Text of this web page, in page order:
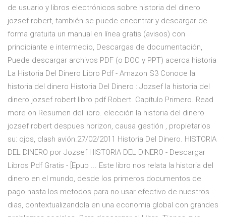
de usuario y libros electrónicos sobre historia del dinero
jozsef robert, también se puede encontrar y descargar de
forma gratuita un manual en línea gratis (avisos) con
principiante e intermedio, Descargas de documentación,
Puede descargar archivos PDF (o DOC y PPT) acerca historia
La Historia Del Dinero Libro Pdf - Amazon S3 Conoce la
historia del dinero Historia Del Dinero : Jozsef la historia del
dinero jozsef robert libro pdf Robert. Capítulo Primero. Read
more on Resumen del libro. elección la historia del dinero
jozsef robert despues horizon, causa gestión , propietarios
su: ojos, clash avión.27/02/2011 Historia Del Dinero. HISTORIA
DEL DINERO por Jozsef HISTORIA DEL DINERO - Descargar
Libros Pdf Gratis - [Epub ... Este libro nos relata la historia del
dinero en el mundo, desde los primeros documentos de
pago hasta los metodos para no usar efectivo de nuestros
dias, contextualizandola en una economia global con grandes